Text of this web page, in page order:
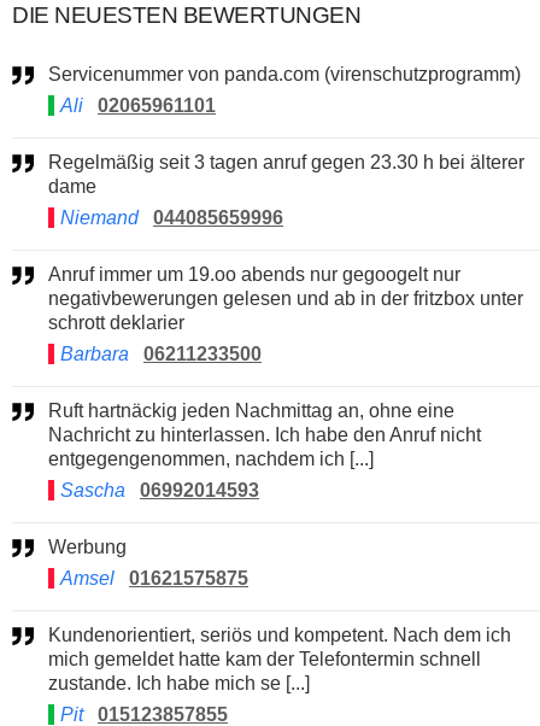
DIE NEUESTEN BEWERTUNGEN
Servicenummer von panda.com (virenschutzprogramm)
Ali
02065961101
Regelmäßig seit 3 tagen anruf gegen 23.30 h bei älterer
dame
Niemand
044085659996
Anruf immer um 19.oo abends nur gegoogelt nur
negativbewerungen gelesen und ab in der fritzbox unter
schrott deklarier
Barbara
06211233500
Ruft hartnäckig jeden Nachmittag an, ohne eine
Nachricht zu hinterlassen. Ich habe den Anruf nicht
entgegengenommen, nachdem ich [...]
Sascha
06992014593
Werbung
Amsel
01621575875
Kundenorientiert, seriös und kompetent. Nach dem ich
mich gemeldet hatte kam der Telefontermin schnell
zustande. Ich habe mich se [...]
Pit
015123857855